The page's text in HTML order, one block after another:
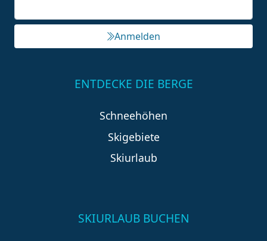
Anmelden
ENTDECKE DIE BERGE
Schneehöhen
Skigebiete
Skiurlaub
SKIURLAUB BUCHEN